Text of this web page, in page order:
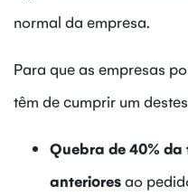
normal da empresa.
Para que as empresas
têm de cumprir um
Quebra de 40%
anterioresao